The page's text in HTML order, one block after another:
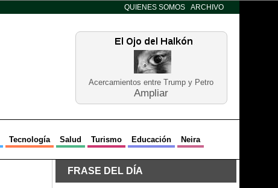
QUIENES SOMOS ARCHIVO
Acercamientos entre Trump y Petro
Ampliar
Tecnología Salud Turismo Educación Neira
FRASE DEL DÍA